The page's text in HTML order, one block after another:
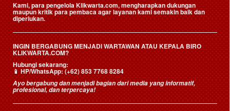
Kami, para pengelola Klikwarta.com, mengharapkan dukungan
maupun kritik para pembaca agar layanan kami semakin baik dan
diperlukan.
INGIN BERGABUNG MENJADI WARTAWAN ATAU KEPALA BIRO
KLIKWARTA.COM?
Hubungi sekarang:
📱HP/WhatsApp:(+62) 853 7768 8284
Ayo bergabung dan menjadi bagian dari media yang informatif,
profesional, dan terpercaya!